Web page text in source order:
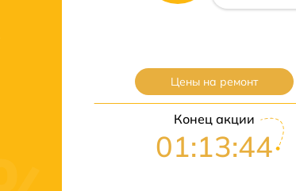
Цены на ремонт
Конец акции
01:13:42